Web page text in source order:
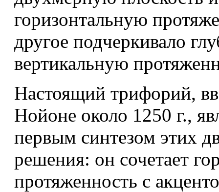
горизонтальную
другое подчеркивало
вертикальную
Настоящий трифорий,
Нойоне около 1250 г.,
первым синтезом этих
решения: он сочетает
протяженность с